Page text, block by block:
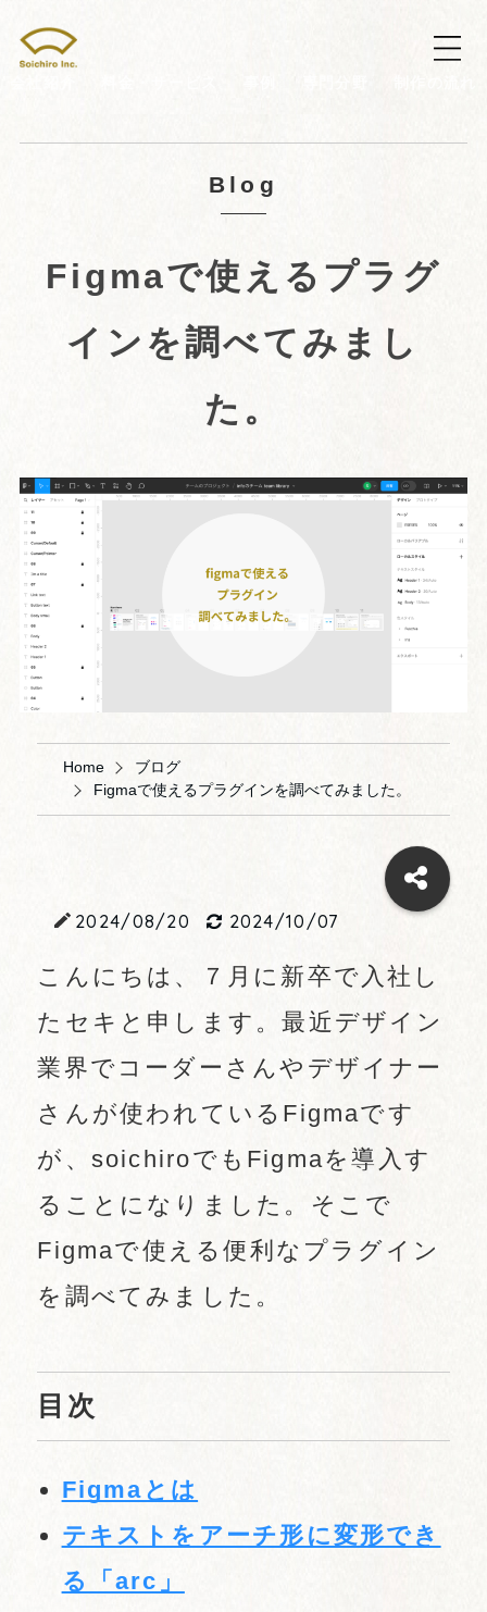
Blog
Figmaで使えるプラグ
インを調べてみまし
た。
Home
ブログ
Figmaで使えるプラグインを調べてみました。
2024/08/20 2024/10/07
こんにちは、７月に新卒で入社し
たセキと申します。最近デザイン
業界でコーダーさんやデザイナー
さんが使われているFigmaです
が、soichiroでもFigmaを導入す
ることになりました。そこで
Figmaで使える便利なプラグイン
を調べてみました。
目次
Figmaとは
テキストをアーチ形に変形でき
る「arc」